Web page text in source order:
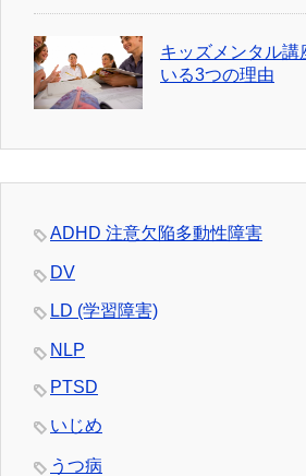
キッズメンタル講
いる3つの理由
ADHD 注意欠陥多動性障害
DV
LD (学習障害)
NLP
PTSD
いじめ
うつ病